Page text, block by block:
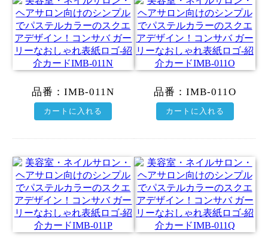
品番：IMB-011N
カートに入れる
品番： IMB-011O
カートに入れる